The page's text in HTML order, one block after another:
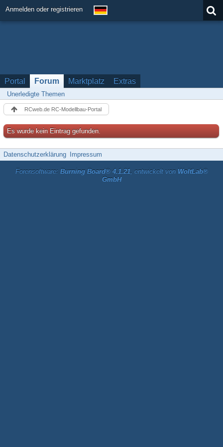
Anmelden oder registrieren
Portal Forum Marktplatz Extras
Unerledigte Themen
RCweb.de RC-Modellbau-Portal
Es wurde kein Eintrag gefunden.
Datenschutzerklärung Impressum
Forensoftware: Burning Board® 4.1.21, entwickelt von WoltLab®
GmbH